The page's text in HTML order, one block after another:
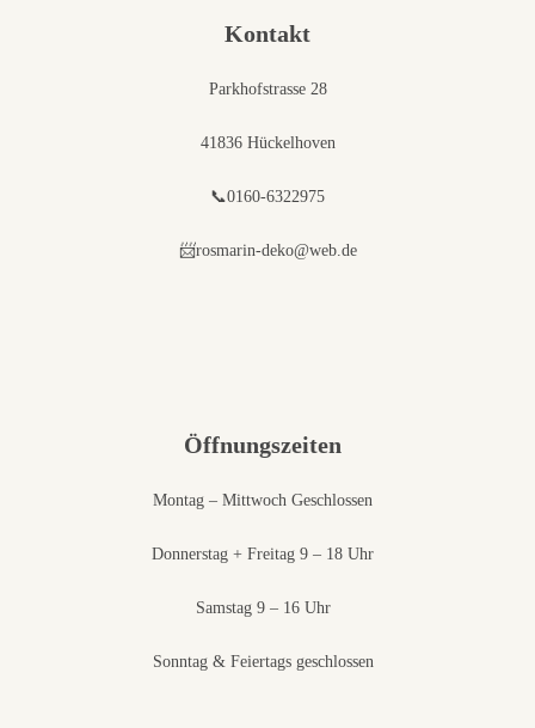
Kontakt
Parkhofstrasse 28
41836 Hückelhoven
📞0160-6322975
📨rosmarin-deko@web.de
Öffnungszeiten
Montag – Mittwoch Geschlossen
Donnerstag + Freitag 9 – 18 Uhr
Samstag 9 – 16 Uhr
Sonntag & Feiertags geschlossen